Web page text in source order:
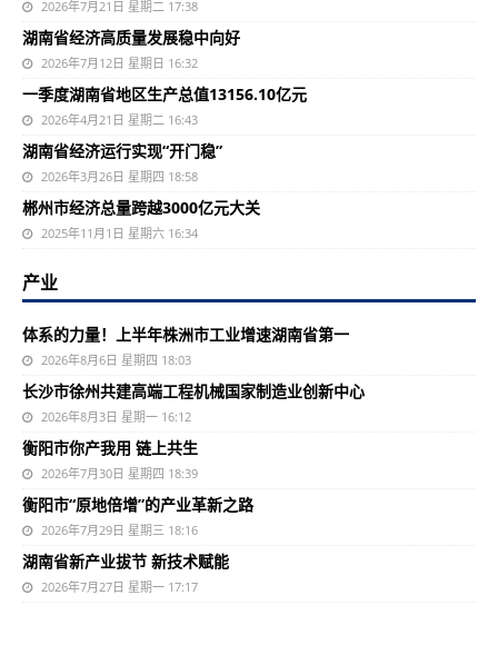
2026年7月21日 星期二 17:38
湖南省经济高质量发展稳中向好
2026年7月12日 星期日 16:32
一季度湖南省地区生产总值13156.10亿元
2026年4月21日 星期二 16:43
湖南省经济运行实现“开门稳”
2026年3月26日 星期四 18:58
郴州市经济总量跨越3000亿元大关
2025年11月1日 星期六 16:34
产业
体系的力量！上半年株洲市工业增速湖南省第一
2026年8月6日 星期四 18:03
长沙市徐州共建高端工程机械国家制造业创新中心
2026年8月3日 星期一 16:12
衡阳市你产我用 链上共生
2026年7月30日 星期四 18:39
衡阳市“原地倍增”的产业革新之路
2026年7月29日 星期三 18:16
湖南省新产业拔节 新技术赋能
2026年7月27日 星期一 17:17